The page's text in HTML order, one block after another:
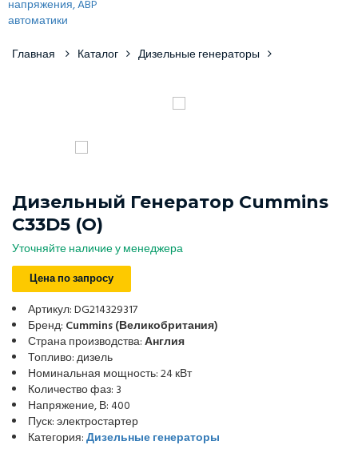
Главная Каталог Дизельные генераторы
Дизельный Генератор Cummins
C33D5 (o)
Уточняйте наличие у менеджера
Цена по запросу
Артикул: DG214329317
Бренд: Cummins (Великобритания)
Страна производства:Англия
Топливо: дизель
Номинальная мощность: 24 кВт
Количество фаз: 3
Напряжение, В: 400
Пуск: электростартер
Категория:Дизельные генераторы